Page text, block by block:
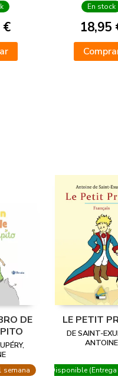
€
En stock
18,95
DE
semana
LE PETIT
DE SAINT-
ANTOINE
Disponible (Entrega